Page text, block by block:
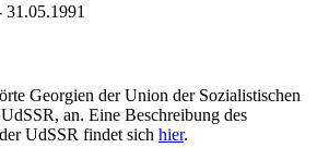
31.05.1991
Georgien der Union der Sozialistischen
an. Eine Beschreibung des
UdSSR findet sich hier.